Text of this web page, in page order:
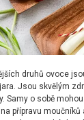
druhů ovoce
Jsou skvělým
Samy o sobě
přípravu